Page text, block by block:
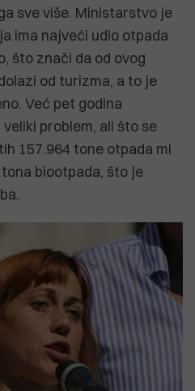
sve više. Ministarstvo je
ima najveći udio otpada
što znači da od ovog
od turizma, a to je
Već pet godina
problem, ali što se
157.964 tone otpada mi
biootpada, što je